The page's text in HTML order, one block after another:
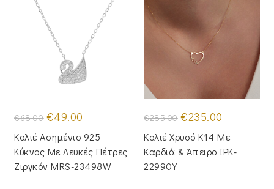
€68.00 Original
price
€68.00.
€49.00
τιμή
είναι:
€49.00.
Κολιέ Ασημένιο 925
Κύκνος Με Λευκές Πέτρες
Ζιργκόν MRS-23498W
€285.00 Original
price
was:
€285.00.
€235.00
τιμή
είναι:
€235.00.
Κολιέ Χρυσό Κ14 Με
Καρδιά & Άπειρο IPK-
22990Y